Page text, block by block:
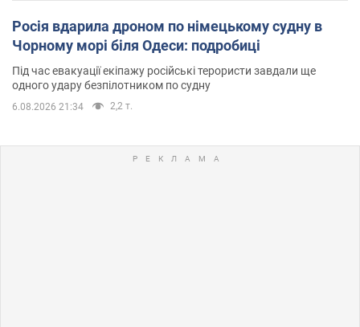
Росія вдарила дроном по німецькому судну в
Чорному морі біля Одеси: подробиці
Під час евакуації екіпажу російські терористи завдали ще
одного удару безпілотником по судну
6.08.2026 21:34 2,2 т.